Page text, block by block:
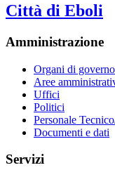
Città di Eboli
Amministrazione
Organi di governo
Aree
Uffici
Politici
Personale
Documenti e dati
Servizi